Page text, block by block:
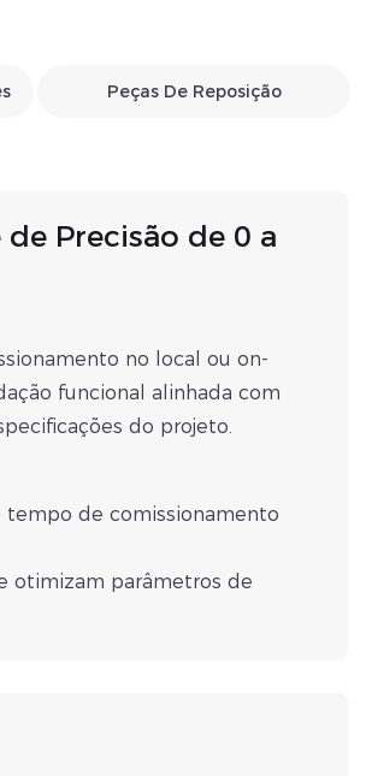
Peças De Reposição
Precisão de 0 a
no local ou on-
funcional alinhada com
do projeto.
tempo de comissionamento
otimizam parâmetros de